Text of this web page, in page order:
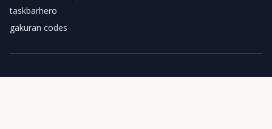
taskbarhero
gakuran codes
Скачать Sand Loop